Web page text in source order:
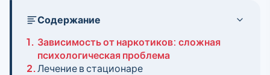
Содержание
1. Зависимость от наркотиков: сложная
психологическая проблема
2.Лечение в стационаре